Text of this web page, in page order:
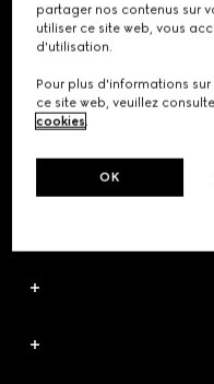
partager nos contenus sur
utiliser ce site web, vous
d'utilisation.
Pour plus d'informations
ce site web, veuillez
cookies.
OK